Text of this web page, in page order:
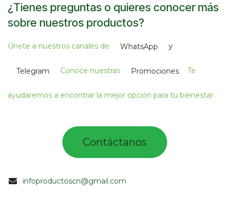
¿Tienes preguntas o quieres conocer más
sobre nuestros productos?
Únete a nuestros canales de WhatsApp y
Telegram Conoce nuestras Promociones Te
ayudaremos a encontrar la mejor opción para tu bienestar.
infoproductoscn@gmail.com
Contác​tano​​​s​​​​​